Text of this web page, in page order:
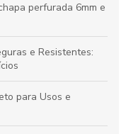
perfurada 6mm e
e Resistentes:
para Usos e